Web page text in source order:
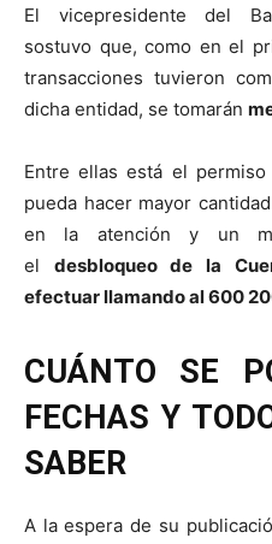
El vicepresidente del
sostuvo que, como en el
transacciones tuvieron
dicha entidad, se tomarán
Entre ellas está el
pueda hacer mayor
en la atención y un
el desbloqueo de la
efectuar llamando al 600
CUÁNTO SE
FECHAS Y
SABER
A la espera de su